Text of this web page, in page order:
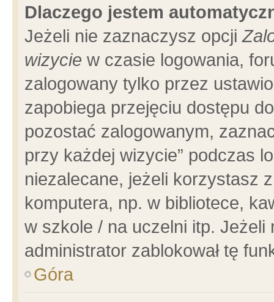
Dlaczego jestem
Jeżeli nie zaznaczysz opcji
wizycie w czasie logowania,
zalogowany tylko przez
zapobiega przejęciu dostępu
pozostać zalogowanym,
przy każdej wizycie” podczas
niezalecane, jeżeli korzystasz
komputera, np. w bibliotece,
w szkole / na uczelni itp.
administrator zablokował tę
Góra